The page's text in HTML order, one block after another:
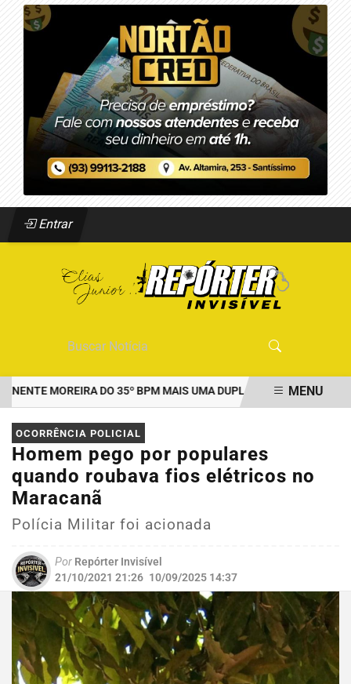
Entrar
MOREIRA DO 35º BPM MAIS UMA DUPLA PRESA POR TRÁFICO
EM ALTA
MENU
OCORRÊNCIA POLICIAL
Homem pego por populares
quando roubava fios elétricos no
Maracanã
Polícia Militar foi acionada
Por Repórter Invisível
21/10/2021 21:26 10/09/2025 14:37